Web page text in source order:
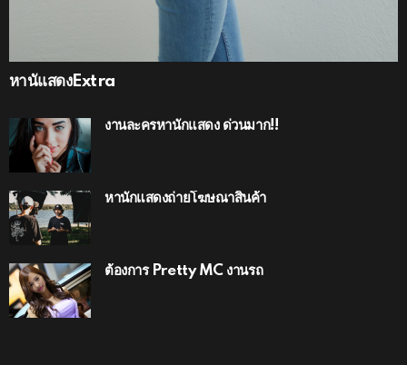
หานัแสดงExtra
งานละครหานักแสดง ด่วนมาก!!
หานักแสดงถ่ายโฆษณาสินค้า
ต้องการ Pretty MC งานรถ